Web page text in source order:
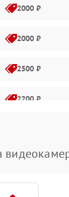
2000 ₽
2000 ₽
2500 ₽
2200 ₽